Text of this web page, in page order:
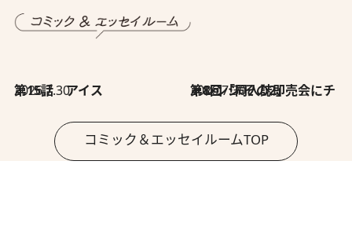
2026.7.30
第15話 アイス 2026.7.30
第8回「同人誌即売会にチャレンジ その2」
コミック＆エッセイルームTOP